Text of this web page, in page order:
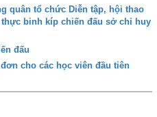
quân tổ chức Diễn tập, hội thao
binh kíp chiến đấu sở chỉ huy
đấu
cho các học viên đầu tiên